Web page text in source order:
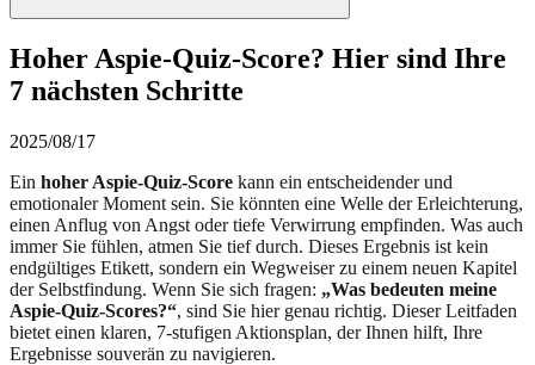
Hoher Aspie-Quiz-Score? Hier sind Ihre
7 nächsten Schritte
2025/08/17
Ein hoher Aspie-Quiz-Score kann ein entscheidender und
emotionaler Moment sein. Sie könnten eine Welle der Erleichterung,
einen Anflug von Angst oder tiefe Verwirrung empfinden. Was auch
immer Sie fühlen, atmen Sie tief durch. Dieses Ergebnis ist kein
endgültiges Etikett, sondern ein Wegweiser zu einem neuen Kapitel
der Selbstfindung. Wenn Sie sich fragen: „Was bedeuten meine
Aspie-Quiz-Scores?“, sind Sie hier genau richtig. Dieser Leitfaden
bietet einen klaren, 7-stufigen Aktionsplan, der Ihnen hilft, Ihre
Ergebnisse souverän zu navigieren.